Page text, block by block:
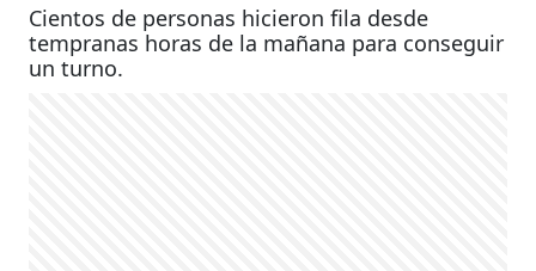
Cientos de personas hicieron fila desde
tempranas horas de la mañana para conseguir
un turno.